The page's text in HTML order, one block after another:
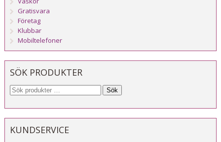
Gratisvara
Företag
Klubbar
Mobiltelefoner
SÖK PRODUKTER
Sök
KUNDSERVICE